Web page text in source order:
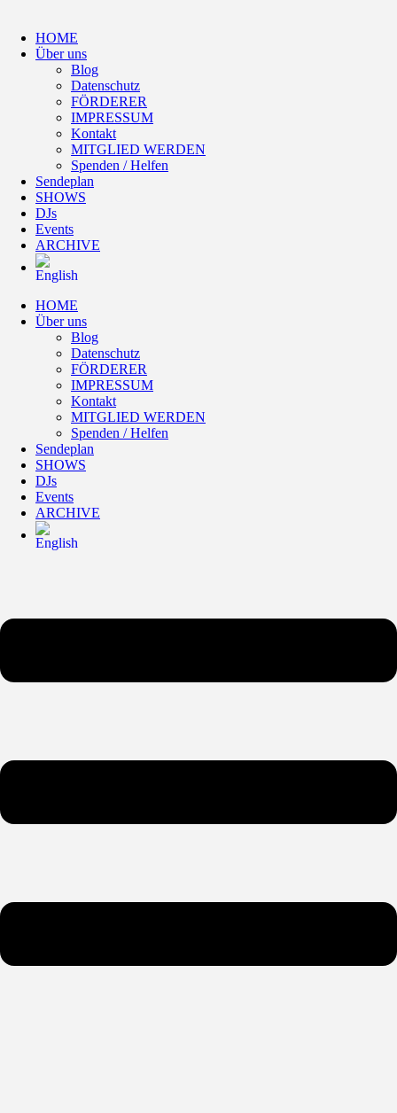
HOME
Über uns
Blog
Datenschutz
FÖRDERER
IMPRESSUM
Kontakt
MITGLIED WERDEN
Spenden / Helfen
Sendeplan
SHOWS
DJs
Events
ARCHIVE
HOME
Über uns
Blog
Datenschutz
FÖRDERER
IMPRESSUM
Kontakt
MITGLIED WERDEN
Spenden / Helfen
Sendeplan
SHOWS
DJs
Events
ARCHIVE